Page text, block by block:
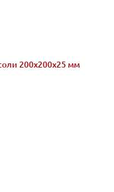
200x200x25 мм